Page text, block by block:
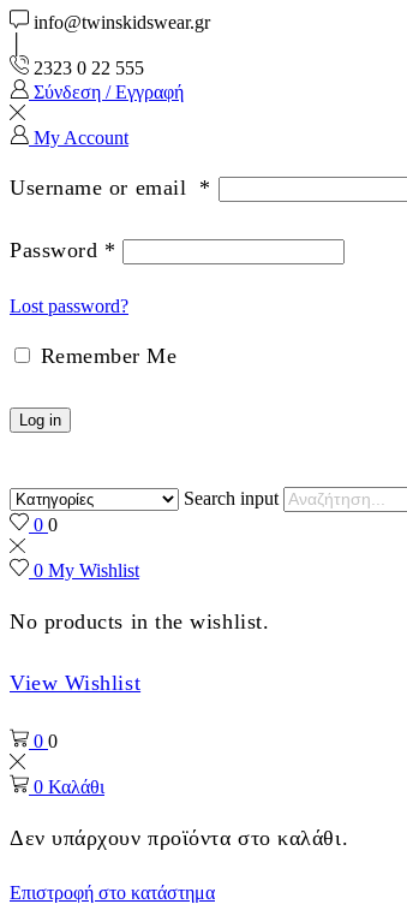
info@twinskidswear.gr
2323 0 22 555
Σύνδεση / Εγγραφή
My Account
Username or email *
Password *
Lost password?
Remember Me
Log in
Search input
0 0
0 My Wishlist
No products in the wishlist.
View Wishlist
0 0
0 Καλάθι
Δεν υπάρχουν προϊόντα στο καλάθι.
Επιστροφή στο κατάστημα